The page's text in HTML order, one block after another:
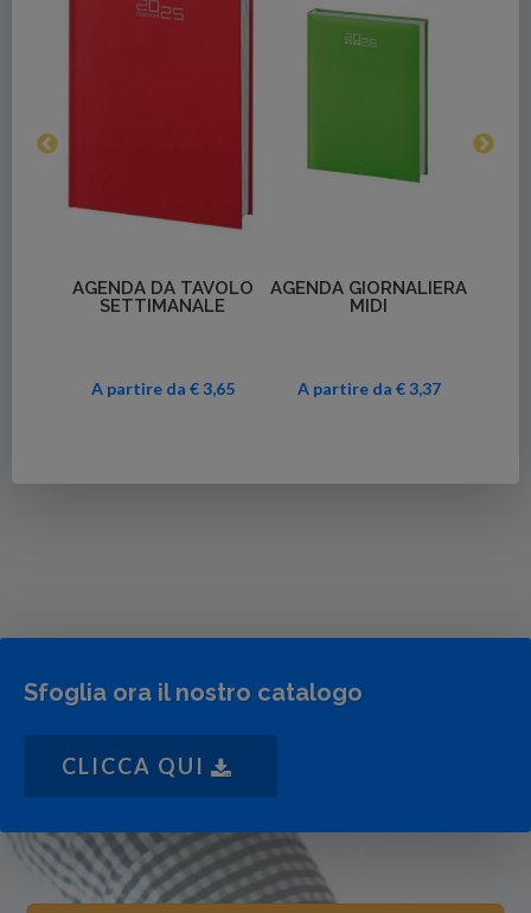
Dettagli
AGENDA DA TAVOLO
SETTIMANALE
A partire da € 3,65
Dettagli
AGENDA GIORNALIERA
MIDI
A partire da € 3,37
Sfoglia ora il nostro catalogo
CLICCA QUI